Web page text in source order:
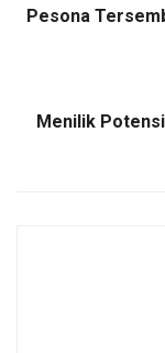
Pesona
Menilik